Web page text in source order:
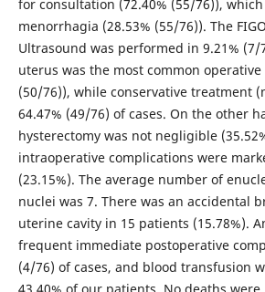
for consultation (72.40% (55/76)),
menorrhagia (28.53% (55/76)). The
Ultrasound was performed in 9.21% (7/
uterus was the most common
(50/76)), while conservative treatment
64.47% (49/76) of cases. On the other
hysterectomy was not negligible
intraoperative complications were
(23.15%). The average number of
nuclei was 7. There was an accidental
uterine cavity in 15 patients (15.78%).
frequent immediate postoperative
(4/76) of cases, and blood transfusion